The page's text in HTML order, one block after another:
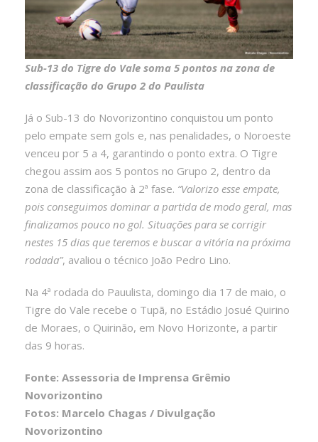
Sub-13 do Tigre do Vale soma 5 pontos na zona de
classificação do Grupo 2 do Paulista
Já o Sub-13 do Novorizontino conquistou um ponto
pelo empate sem gols e, nas penalidades, o Noroeste
venceu por 5 a 4, garantindo o ponto extra. O Tigre
chegou assim aos 5 pontos no Grupo 2, dentro da
zona de classificação à 2ª fase. “Valorizo esse empate,
pois conseguimos dominar a partida de modo geral, mas
finalizamos pouco no gol. Situações para se corrigir
nestes 15 dias que teremos e buscar a vitória na próxima
rodada”, avaliou o técnico João Pedro Lino.
Na 4ª rodada do Pauulista, domingo dia 17 de maio, o
Tigre do Vale recebe o Tupã, no Estádio Josué Quirino
de Moraes, o Quirinão, em Novo Horizonte, a partir
das 9 horas.
Fonte: Assessoria de Imprensa Grêmio
Novorizontino
Fotos: Marcelo Chagas / Divulgação
Novorizontino